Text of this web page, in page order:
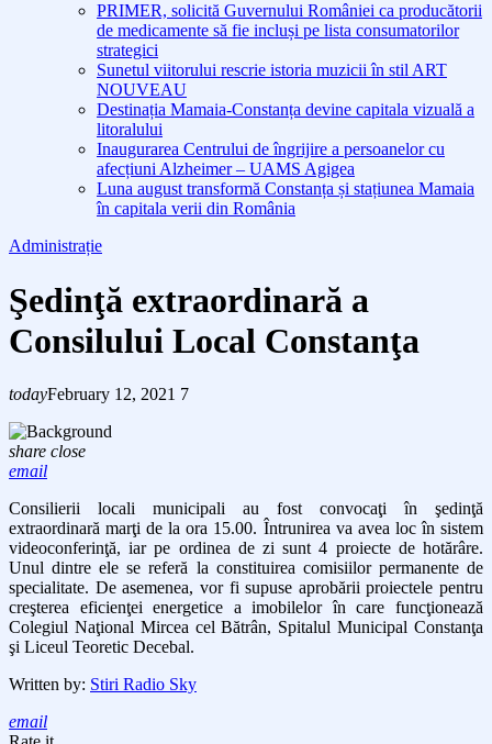
PRIMER, solicită Guvernului României ca producătorii
de medicamente să fie incluși pe lista consumatorilor
strategici
Sunetul viitorului rescrie istoria muzicii în stil ART
NOUVEAU
Destinația Mamaia-Constanța devine capitala vizuală a
litoralului
Inaugurarea Centrului de îngrijire a persoanelor cu
afecțiuni Alzheimer – UAMS Agigea
Luna august transformă Constanța și stațiunea Mamaia
în capitala verii din România
Administrație
Şedinţă extraordinară a
Consilului Local Constanţa
todayFebruary 12, 2021 7
share close
email
Consilierii locali municipali au fost convocaţi în şedinţă
extraordinară marţi de la ora 15.00. Întrunirea va avea loc în sistem
videoconferinţă, iar pe ordinea de zi sunt 4 proiecte de hotărâre.
Unul dintre ele se referă la constituirea comisiilor permanente de
specialitate. De asemenea, vor fi supuse aprobării proiectele pentru
creşterea eficienţei energetice a imobilelor în care funcţionează
Colegiul Naţional Mircea cel Bătrân, Spitalul Municipal Constanţa
şi Liceul Teoretic Decebal.
Written by: Stiri Radio Sky
email